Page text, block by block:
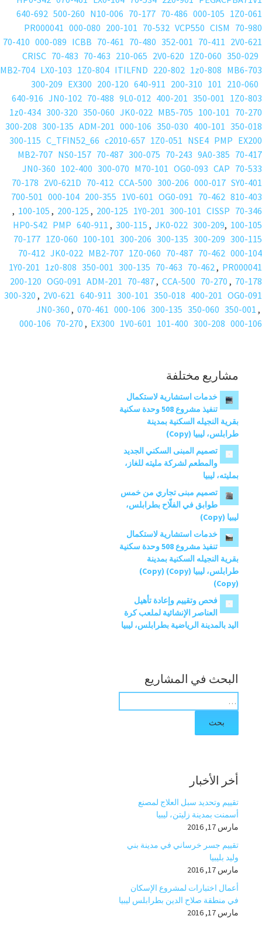
1Z0-061
000-105
70-486
70-177
N10-006
500-260
640-692
70-980
CISM
VCP550
70-532
200-101
000-080
PR000041
2V0-621
70-411
352-001
70-480
70-461
ICBB
000-089
70-410
350-029
1Z0-060
2V0-620
210-065
70-463
70-483
CRISC
MB6-703
1z0-808
220-802
ITILFND
1Z0-804
LX0-103
MB2-704
210-060
101
200-310
640-911
200-120
EX300
300-209
1Z0-803
350-001
400-201
9L0-012
70-488
JN0-102
640-916
70-270
100-101
MB5-705
JK0-022
350-060
300-320
1z0-434
350-018
400-101
350-030
000-106
ADM-201
300-135
300-208
EX200
PMP
NSE4
1Z0-051
c2010-657
C_TFIN52_66
300-115
70-417
9A0-385
70-243
300-075
70-487
NS0-157
MB2-707
70-533
CAP
OG0-093
M70-101
300-070
102-400
JN0-360
SY0-401
000-017
300-206
CCA-500
70-412
2V0-621D
70-178
810-403
70-462
OG0-091
1V0-601
200-355
000-104
700-501
70-346
CISSP
300-101
1Y0-201
200-125
,
200-125
,
100-105
,
100-105
,
300-209
JK0-022
,
300-115
,
640-911
PMP
HP0-S42
300-115
300-209
300-135
300-206
100-101
1Z0-060
70-177
000-104
70-462
70-487
1Z0-060
MB2-707
JK0-022
70-412
PR000041
,
70-462
70-463
300-135
350-001
1z0-808
1Y0-201
70-178
,
70-270
CCA-500
,
70-487
ADM-201
OG0-091
200-120
OG0-091
400-201
350-018
300-101
640-911
2V0-621
,
300-320
,
350-001
350-060
300-135
000-106
070-461
,
JN0-360
000-106
300-208
101-400
1V0-601
EX300
,
70-270
000-106
مشاريع مختلفة
خدمات استشارية لاستكمال
تنفيذ مشروع 508 وحدة سكنية
بقرية النجيله السكنية بمدينة
طرابلس، ليبيا (Copy)
تصميم المبنى السكني الجديد
والمطعم لشركة مليته للغاز،
بمليته، ليبيا
تصميم مبنى تجاري من خمس
طوابق في الفلّاح بطرابلس،
ليبيا (Copy)
خدمات استشارية لاستكمال
تنفيذ مشروع 508 وحدة سكنية
بقرية النجيله السكنية بمدينة
طرابلس، ليبيا (Copy) (Copy)
(Copy)
فحص وتقييم وإعادة تأهيل
العناصر الإنشائية لملعب كرة
اليد بالمدينة الرياضية بطرابلس، ليبيا
البحث في المشاريع
ح
ع
أخر الأخبار
تقييم وتحديد سبل العلاج لمصنع
أسمنت بمدينة زليتن، ليبيا
مارس 17, 2016
تقييم جسر خرساني في مدينة بني
وليد بليبيا
مارس 17, 2016
أعمال اختبارات لمشروع الإسكان
في منطقة صلاح الدين بطرابلس ليبيا
مارس 17, 2016